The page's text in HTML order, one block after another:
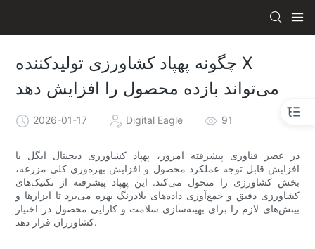
چگونه پهپاد کشاورزی تولیدکننده X
می‌تواند بازده محصول را افزایش دهد
2026-01-17 Digital Eagle 91
در عصر فناوری پیشرفته امروز، پهپاد کشاورزی دیجیتال ایگل با
افزایش قابل توجه عملکرد محصول و افزایش بهره‌وری کلی مزرعه،
بخش کشاورزی را متحول می‌کند. این پهپاد پیشرفته از تکنیک‌های
کشاورزی دقیق و جمع‌آوری داده‌های بلادرنگ بهره می‌برد تا ابزارها و
بینش‌های لازم را برای بهینه‌سازی سلامت و کارایی محصول در اختیار
کشاورزان قرار دهد.